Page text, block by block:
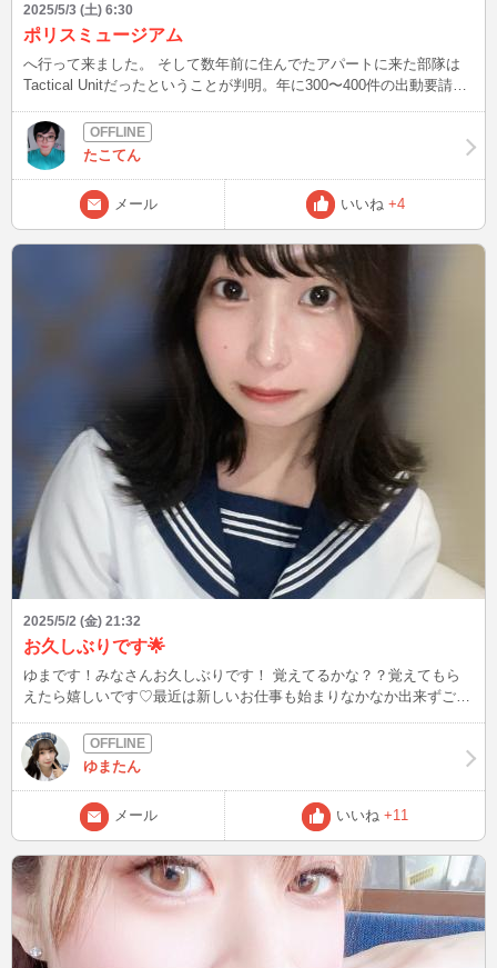
2025/5/3 (土) 6:30
ポリスミュージアム
へ行って来ました。 そして数年前に住んでたアパートに来た部隊は
Tactical Unitだったということが判明。年に300〜400件の出動要請が
のか。 日本に行くので日本語ばかり見てたので英語を読むとやっぱ
頭が鍛えられますね笑 それではまたー
たこてん
メール いいね +4
2025/5/2 (金) 21:32
お久しぶりです🌟
ゆまです！みなさんお久しぶりです！ 覚えてるかな？？覚えてもら
えたら嬉しいです♡最近は新しいお仕事も始まりなかなか出来ずごめ
✨
ゆまたん
メール いいね +11